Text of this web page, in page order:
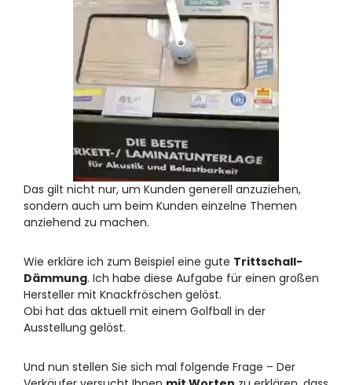
Das gilt nicht nur, um Kunden generell anzuziehen,
sondern auch um beim Kunden einzelne Themen
anziehend zu machen.
Wie erkläre ich zum Beispiel eine gute Trittschall-
Dämmung. Ich habe diese Aufgabe für einen großen
Hersteller mit Knackfröschen gelöst.
Obi hat das aktuell mit einem Golfball in der
Ausstellung gelöst.
Und nun stellen Sie sich mal folgende Frage – Der